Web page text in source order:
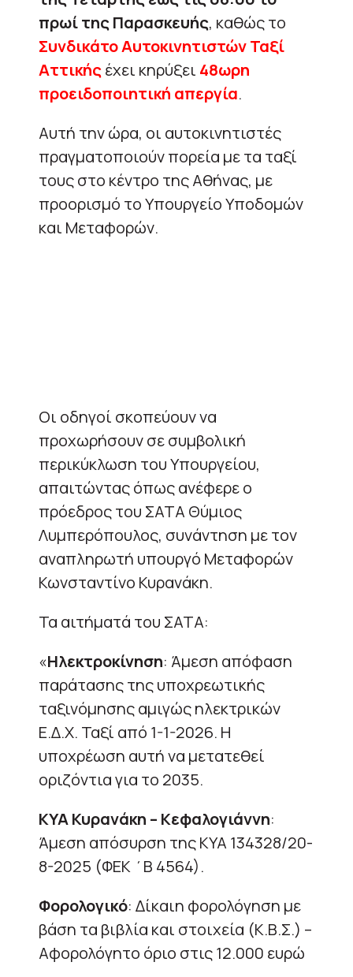
πρωί της Παρασκευής, καθώς το
Συνδικάτο Αυτοκινητιστών Ταξί
Αττικήςέχει κηρύξει 48ωρη
προειδοποιητική απεργία.
Αυτή την ώρα, οι αυτοκινητιστές
πραγματοποιούν πορεία με τα ταξί
τους στο κέντρο της Αθήνας, με
προορισμό το Υπουργείο Υποδομών
και Μεταφορών.
​Οι οδηγοί σκοπεύουν να
προχωρήσουν σε συμβολική
περικύκλωση του Υπουργείου,
απαιτώντας όπως ανέφερε ο
πρόεδρος του ΣΑΤΑ Θύμιος
Λυμπερόπουλος, συνάντηση με τον
αναπληρωτή υπουργό Μεταφορών
Κωνσταντίνο Κυρανάκη.
Τα αιτήματά του ΣΑΤΑ:
«Ηλεκτροκίνηση: Άμεση απόφαση
παράτασης της υποχρεωτικής
ταξινόμησης αμιγώς ηλεκτρικών
Ε.Δ.Χ. Ταξί από 1-1-2026. Η
υποχρέωση αυτή να μετατεθεί
οριζόντια για το 2035.
ΚΥΑ Κυρανάκη – Κεφαλογιάννη:
Άμεση απόσυρση της ΚΥΑ 134328/20-
8-2025 (ΦΕΚ ΄Β 4564).
Φορολογικό: Δίκαιη φορολόγηση με
βάση τα βιβλία και στοιχεία (Κ.Β.Σ.) –
Αφορολόγητο όριο στις 12.000 ευρώ